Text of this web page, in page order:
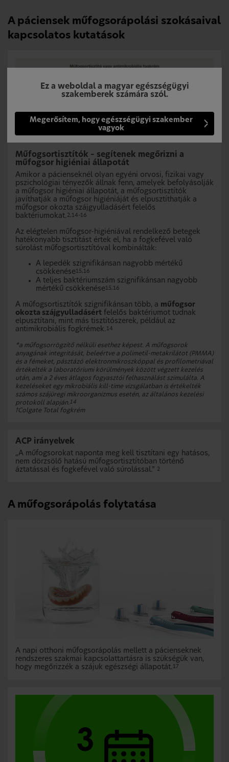
A páciensek műfogsorápolási szokásaival
kapcsolatos kutatások
Műfogsortisztítók – segítenek megőrizni a
műfogsor higiéniai állapotát
Amikor a pácienseknél olyan egyéni orvosi, fizikai vagy
pszichológiai tényezők állnak fenn, amelyek befolyásolják
a műfogsor higiéniai állapotát, a műfogsortisztítók
javíthatják a műfogsor higiéniáját és elpusztíthatják a
műfogsor okozta szájgyulladásért felelős
baktériumokat. 2,14–16
Az elégtelen műfogsor-higiéniával rendelkező betegek
hatékonyabb tisztítást értek el, ha a fogkefével való
súrolást műfogsortisztítóval kombinálták:
A lepedék szignifikánsan nagyobb mértékű
csökkenése15,16
A teljes baktériumszám szignifikánsan nagyobb
mértékű csökkenése15,16
A műfogsortisztítók szignifikánsan több, a műfogsor
okozta szájgyulladásért felelős baktériumot tudnak
elpusztítani, mint más tisztítószerek, például az
antimikrobiális fogkrémek. 14
*a műfogsorrögzítő nélküli esethez képest. A műfogsorok
anyagának integritását, beleértve a polimetil-metakrilátot (PMMA)
és a fémeket, pásztázó elektronmikroszkóppal és profilometriával
értékelték a laboratóriumi körülmények között végzett kezelés
után, ami a 2 éves átlagos fogyasztói felhasználást szimulálta. A
kezeléseket egy mikrobiális kill-time vizsgálatban is értékelték
számos szájüregi mikroorganizmus esetén, az általános kezelési
protokoll alapján. 14
†Colgate Total fogkrém
ACP irányelvek
„A műfogsorokat naponta meg kell tisztítani egy hatásos,
nem dörzsölő hatású műfogsortisztítóban történő
áztatással és fogkefével való súrolással.”
2
A műfogsorápolás folytatása
A napi otthoni műfogsorápolás mellett a pácienseknek
rendszeres szakmai kapcsolattartásra is szükségük van,
hogy megőrizzék a szájuk egészségi állapotát. 17
Ez a weboldal a magyar egészségügyi
szakemberek számára szól.
Megerősítem, hogy egészségügyi szakember
vagyok